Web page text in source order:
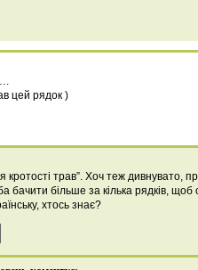
цей рядок )
трав”. Хоч теж дивнувато,
бачити більше за кілька рядків, щоб
хтось знає?